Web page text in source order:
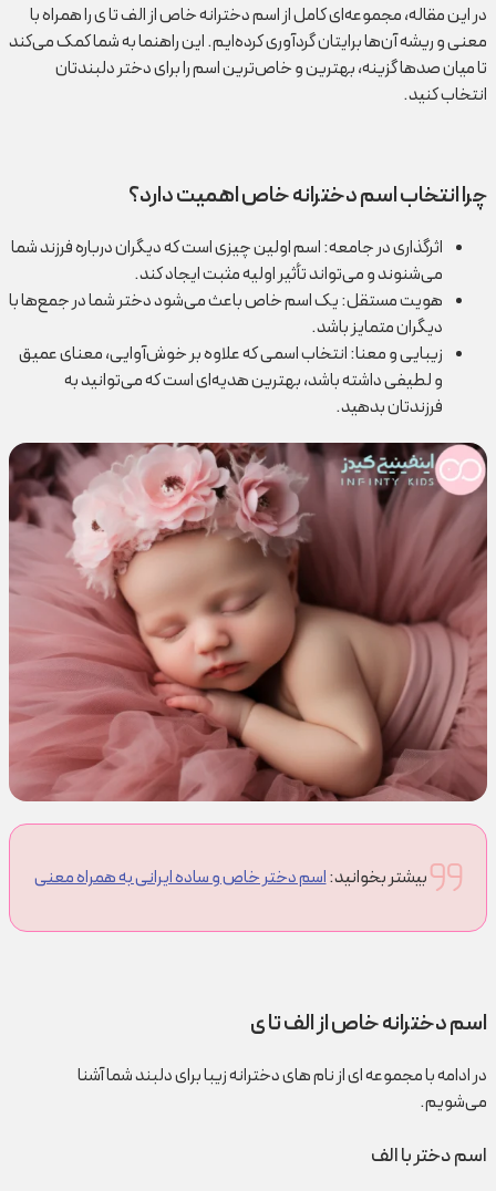
در این مقاله، مجموعه‌ای کامل از اسم دخترانه خاص از الف تا ی را همراه با
معنی و ریشه آن‌ها برایتان گردآوری کرده‌ایم. این راهنما به شما کمک می‌کند
تا میان صدها گزینه، بهترین و خاص‌ترین اسم را برای دختر دلبندتان
انتخاب کنید.
چرا انتخاب اسم دخترانه خاص اهمیت دارد؟
اثرگذاری در جامعه: اسم اولین چیزی است که دیگران درباره فرزند شما
می‌شنوند و می‌تواند تأثیر اولیه مثبت ایجاد کند.
هویت مستقل: یک اسم خاص باعث می‌شود دختر شما در جمع‌ها با
دیگران متمایز باشد.
زیبایی و معنا: انتخاب اسمی که علاوه بر خوش‌آوایی، معنای عمیق
و لطیفی داشته باشد، بهترین هدیه‌ای است که می‌توانید به
فرزندتان بدهید.
بیشتر بخوانید:اسم دختر خاص و ساده ایرانی به همراه معنی
اسم دخترانه خاص از الف تا ی
در ادامه با مجموعه ای از نام های دخترانه زیبا برای دلبند شما آشنا
می‌شویم.
اسم دختر با الف